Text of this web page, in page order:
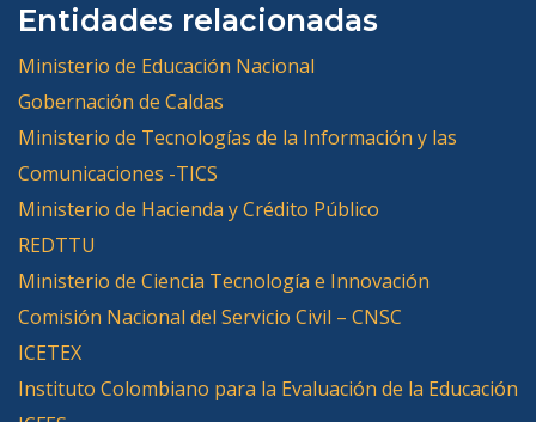
Entidades relacionadas
Ministerio de Educación Nacional
Gobernación de Caldas
Ministerio de Tecnologías de la Información y las
Comunicaciones -TICS
Ministerio de Hacienda y Crédito Público
REDTTU
Ministerio de Ciencia Tecnología e Innovación
Comisión Nacional del Servicio Civil – CNSC
ICETEX
Instituto Colombiano para la Evaluación de la Educación